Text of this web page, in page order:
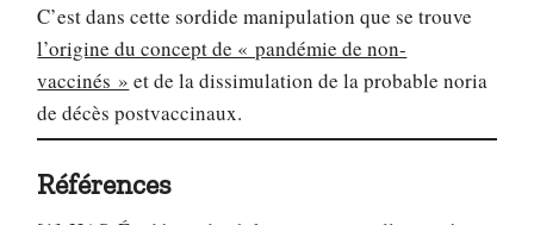
C’est dans cette sordide manipulation que se trouve
l’origine du concept de « pandémie de non-
vaccinés » et de la dissimulation de la probable noria
de décès postvaccinaux.
Références